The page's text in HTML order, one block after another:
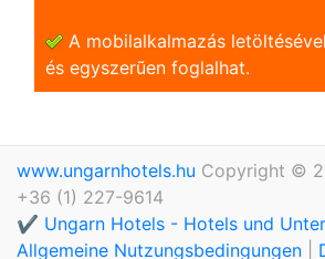
A mobilalkalmazás
és egyszerũen foglalhat.
www.ungarnhotels.hu Copyright ©
+36 (1) 227-9614
✔️ Ungarn Hotels - Hotels und
Allgemeine Nutzungsbedingungen